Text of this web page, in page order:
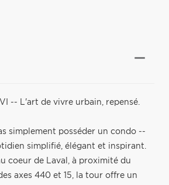
-- L'art de vivre urbain, repensé.
simplement posséder un condo --
simplifié, élégant et inspirant.
coeur de Laval, à proximité du
axes 440 et 15, la tour offre un